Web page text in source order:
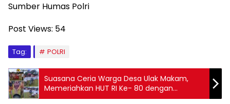
Sumber Humas Polri
Post Views: 54
Tag: POLRI
Suasana Ceria Warga Desa Ulak Makam,
Memeriahkan HUT RI Ke- 80 dengan
Beragam Permainan Rakyat